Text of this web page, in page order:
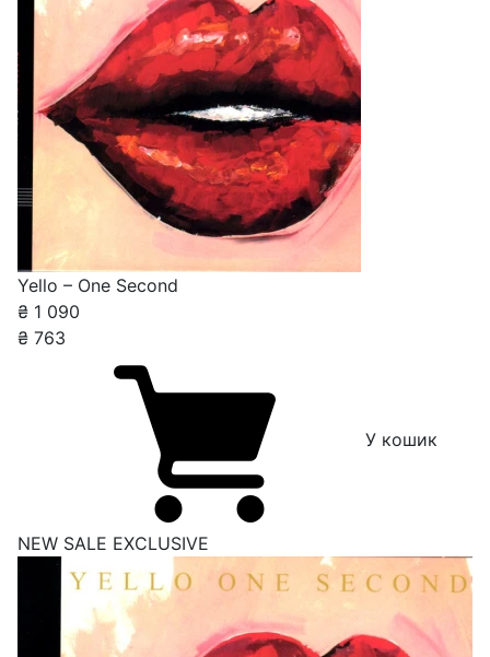
Yello – One Second
₴ 1 090
₴ 763
У кошик
NEW SALE EXCLUSIVE